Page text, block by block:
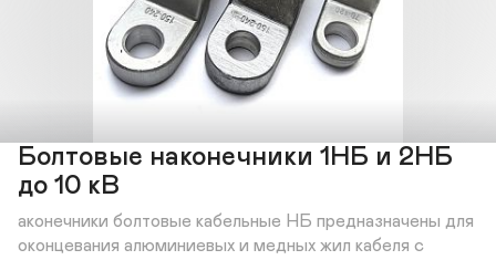
Болтовые наконечники 1НБ и 2НБ
до 10 кВ
аконечники болтовые кабельные НБ предназначены для
оконцевания алюминиевых и медных жил кабеля с